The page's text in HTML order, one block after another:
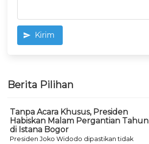
Kirim
Berita Pilihan
Tanpa Acara Khusus, Presiden
Habiskan Malam Pergantian Tahun
di Istana Bogor
Presiden Joko Widodo dipastikan tidak